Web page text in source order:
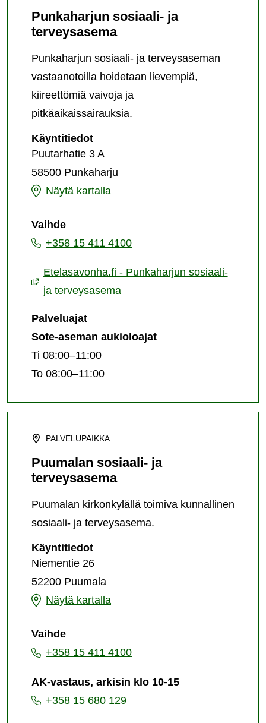
Punkaharjun sosiaali- ja
terveysasema
Punkaharjun sosiaali- ja terveysaseman
vastaanotoilla hoidetaan lievempiä,
kiireettömiä vaivoja ja
pitkäaikaissairauksia.
KäyntitiedotPunkaharjun
sosiaali-
terveysasema
Puutarhatie 3 A
58500 Punkaharju
Näytä kartalla
Punkaharjun
ja
terveysasema
Vaihde
+358 15 411 4100
Etelasavonha.fi - Punkaharjun sosiaali-
ja terveysasema
Palveluajat
Sote-aseman aukioloajat
Ti 08:00–11:00
To 08:00–11:00
PALVELUPAIKKA
Puumalan sosiaali- ja
terveysasema
Puumalan kirkonkylällä toimiva kunnallinen
sosiaali- ja terveysasema.
KäyntitiedotPuumalan
sosiaali-
terveysasema
Niementie 26
52200 Puumala
Näytä kartalla
Puumalan
ja
terveysasema
Vaihde
+358 15 411 4100
AK-vastaus, arkisin klo 10-15
+358 15 680 129